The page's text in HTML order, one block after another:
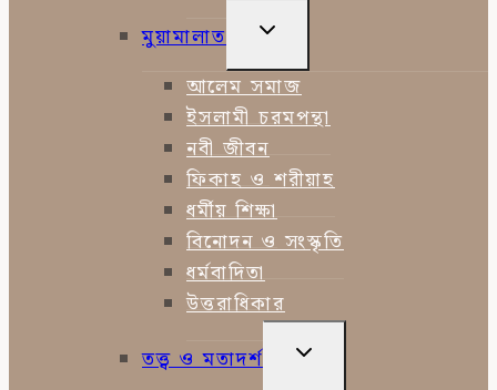
মুয়ামালাত
TOGGLE
MENU
আলেম সমাজ
ইসলামী চরমপন্থা
নবী জীবন
ফিকাহ ও শরীয়াহ
ধর্মীয় শিক্ষা
বিনোদন ও সংস্কৃতি
ধর্মবাদিতা
উত্তরাধিকার
তত্ত্ব ও মতাদর্শ
TOGGLE